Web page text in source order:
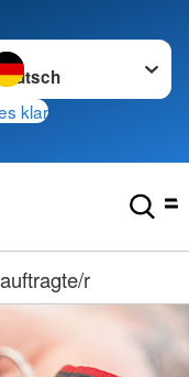
wechseln zu
klar
r